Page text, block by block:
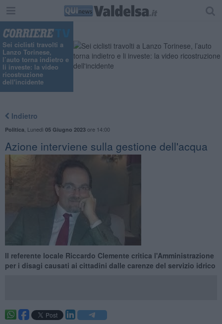
Sei ciclisti travolti a
Lanzo Torinese,
l’auto torna indietro e
li investe: la video
ricostruzione
dell'incidente
Indietro
Politica Lunedì 05 Giugno 2023ore 14:00
Azione interviene sulla gestione dell'acqua
Il referente locale Riccardo Clemente critica l'Amministrazione
per i disagi causati ai cittadini dalle carenze del servizio idrico